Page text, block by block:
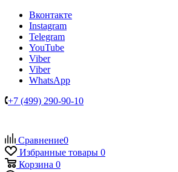
Вконтакте
Instagram
Telegram
YouTube
Viber
Viber
WhatsApp
+7 (499) 290-90-10
Сравнение0
Избранные товары 0
Корзина 0